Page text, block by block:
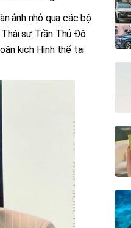
ảnh nhỏ qua các bộ
sư Trần Thủ Độ.
kịch Hình thể tại